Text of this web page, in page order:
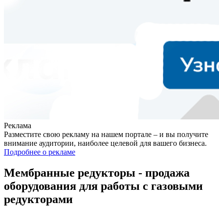
Реклама
Разместите свою рекламу на нашем портале – и вы получите
внимание аудитории, наиболее целевой для вашего бизнеса.
Подробнее о рекламе
Мембранные редукторы - продажа
оборудования для работы с газовыми
редукторами